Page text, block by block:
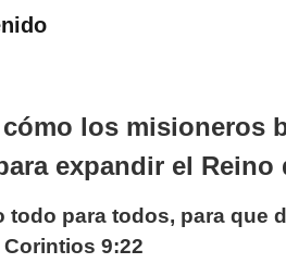
los misioneros
expandir el Reino
todo para todos, para que
9:22